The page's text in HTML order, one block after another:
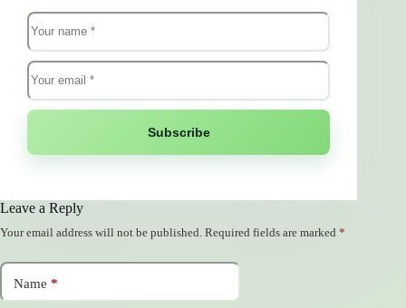
Subscribe
Leave a Reply
Your email address will not be published. Required fields are marked *
Name *